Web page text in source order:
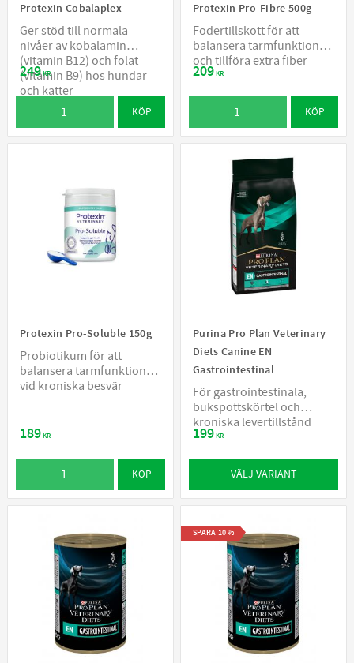
Protexin Cobalaplex
Ger stöd till normala
nivåer av kobalamin
(vitamin B12) och folat
(vitamin B9) hos hundar
och katter
249KR
KÖP
Protexin Pro-Fibre 500g
Fodertillskott för att
balansera tarmfunktionen
och tillföra extra fiber
209KR
KÖP
Protexin Pro-Soluble 150g
Probiotikum för att
balansera tarmfunktionen
vid kroniska besvär
189KR
KÖP
Purina Pro Plan Veterinary
Diets Canine EN
Gastrointestinal
För gastrointestinala,
bukspottskörtel och
kroniska levertillstånd
199KR
VÄLJ VARIANT
SPARA 10%